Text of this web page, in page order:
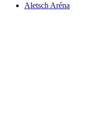
Aletsch Aréna